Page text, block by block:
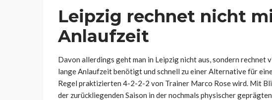
Leipzig rechnet nicht
Anlaufzeit
Davon allerdings geht man in Leipzig nicht aus, sondern rechnet
lange Anlaufzeit benötigt und schnell zu einer Alternative für
Regel praktizierten 4-2-2-2 von Trainer Marco Rose wird. Mit
der zurückliegenden Saison in der nochmals physischer